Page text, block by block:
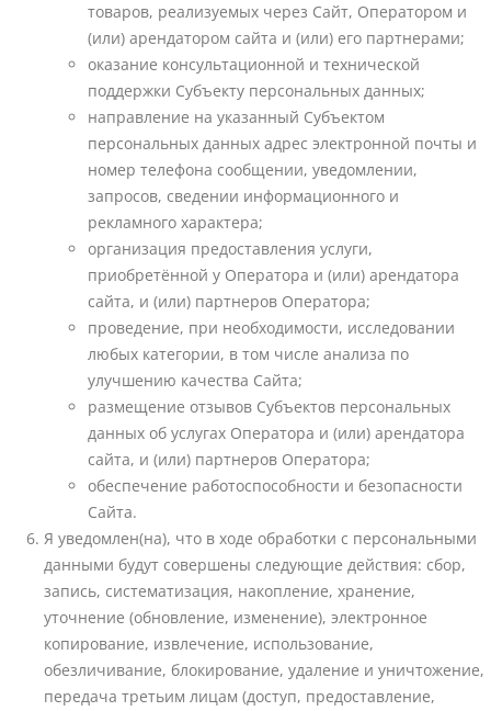
товаров, реализуемых через Сайт, Оператором и
(или) арендатором сайта и (или) его партнерами;
оказание консультационной и технической
поддержки Субъекту персональных данных;
направление на указанный Субъектом
персональных данных адрес электронной почты и
номер телефона сообщении, уведомлении,
запросов, сведении информационного и
рекламного характера;
организация предоставления услуги,
приобретённой у Оператора и (или) арендатора
сайта, и (или) партнеров Оператора;
проведение, при необходимости, исследовании
любых категории, в том числе анализа по
улучшению качества Сайта;
размещение отзывов Субъектов персональных
данных об услугах Оператора и (или) арендатора
сайта, и (или) партнеров Оператора;
обеспечение работоспособности и безопасности
Сайта.
Я уведомлен(на), что в ходе обработки с персональными
данными будут совершены следующие действия: сбор,
запись, систематизация, накопление, хранение,
уточнение (обновление, изменение), электронное
копирование, извлечение, использование,
обезличивание, блокирование, удаление и уничтожение,
передача третьим лицам (доступ, предоставление,